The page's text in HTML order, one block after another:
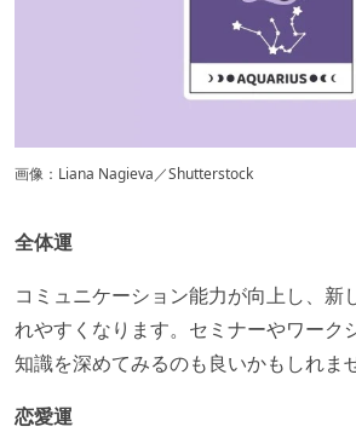
画像：Liana Nagieva／Shutterstock
全体運
コミュニケーション能力が向上し、新
れやすくなります。​セミナーやワーク
知識を深めてみるのも良いかもしれま
恋愛運